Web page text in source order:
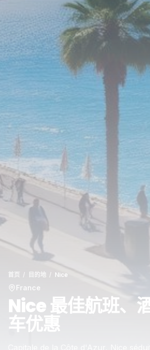
首页 / 目的地 / Nice
France
Nice 最佳航班、
车优惠